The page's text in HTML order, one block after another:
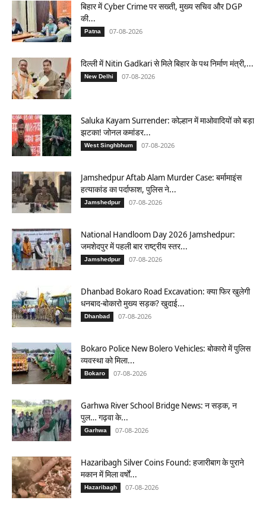
बिहार में Cyber Crime पर सख्ती, मुख्य सचिव और DGP
की...
Patna 07-08-2026
दिल्ली में Nitin Gadkari से मिले बिहार के पथ निर्माण मंत्री,...
New Delhi 07-08-2026
Saluka Kayam Surrender: कोल्हान में माओवादियों को बड़ा
झटका! जोनल कमांडर...
West Singhbhum 07-08-2026
Jamshedpur Aftab Alam Murder Case: बर्मामाइंस
हत्याकांड का पर्दाफाश, पुलिस ने...
Jamshedpur 07-08-2026
National Handloom Day 2026 Jamshedpur:
जमशेदपुर में पहली बार राष्ट्रीय स्तर...
Jamshedpur 07-08-2026
Dhanbad Bokaro Road Excavation: क्या फिर खुलेगी
धनबाद-बोकारो मुख्य सड़क? खुदाई...
Dhanbad 07-08-2026
Bokaro Police New Bolero Vehicles: बोकारो में पुलिस
व्यवस्था को मिला...
Bokaro 07-08-2026
Garhwa River School Bridge News: न सड़क, न
पुल… गढ़वा के...
Garhwa 07-08-2026
Hazaribagh Silver Coins Found: हजारीबाग के पुराने
मकान में मिला वर्षों...
Hazaribagh 07-08-2026